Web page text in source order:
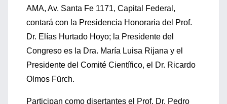
AMA, Av. Santa Fe 1171, Capital Federal,
contará con la Presidencia Honoraria del Prof.
Dr. Elías Hurtado Hoyo; la Presidente del
Congreso es la Dra. María Luisa Rijana y el
Presidente del Comité Científico, el Dr. Ricardo
Olmos Fürch.
Participan como disertantes el Prof. Dr. Pedro